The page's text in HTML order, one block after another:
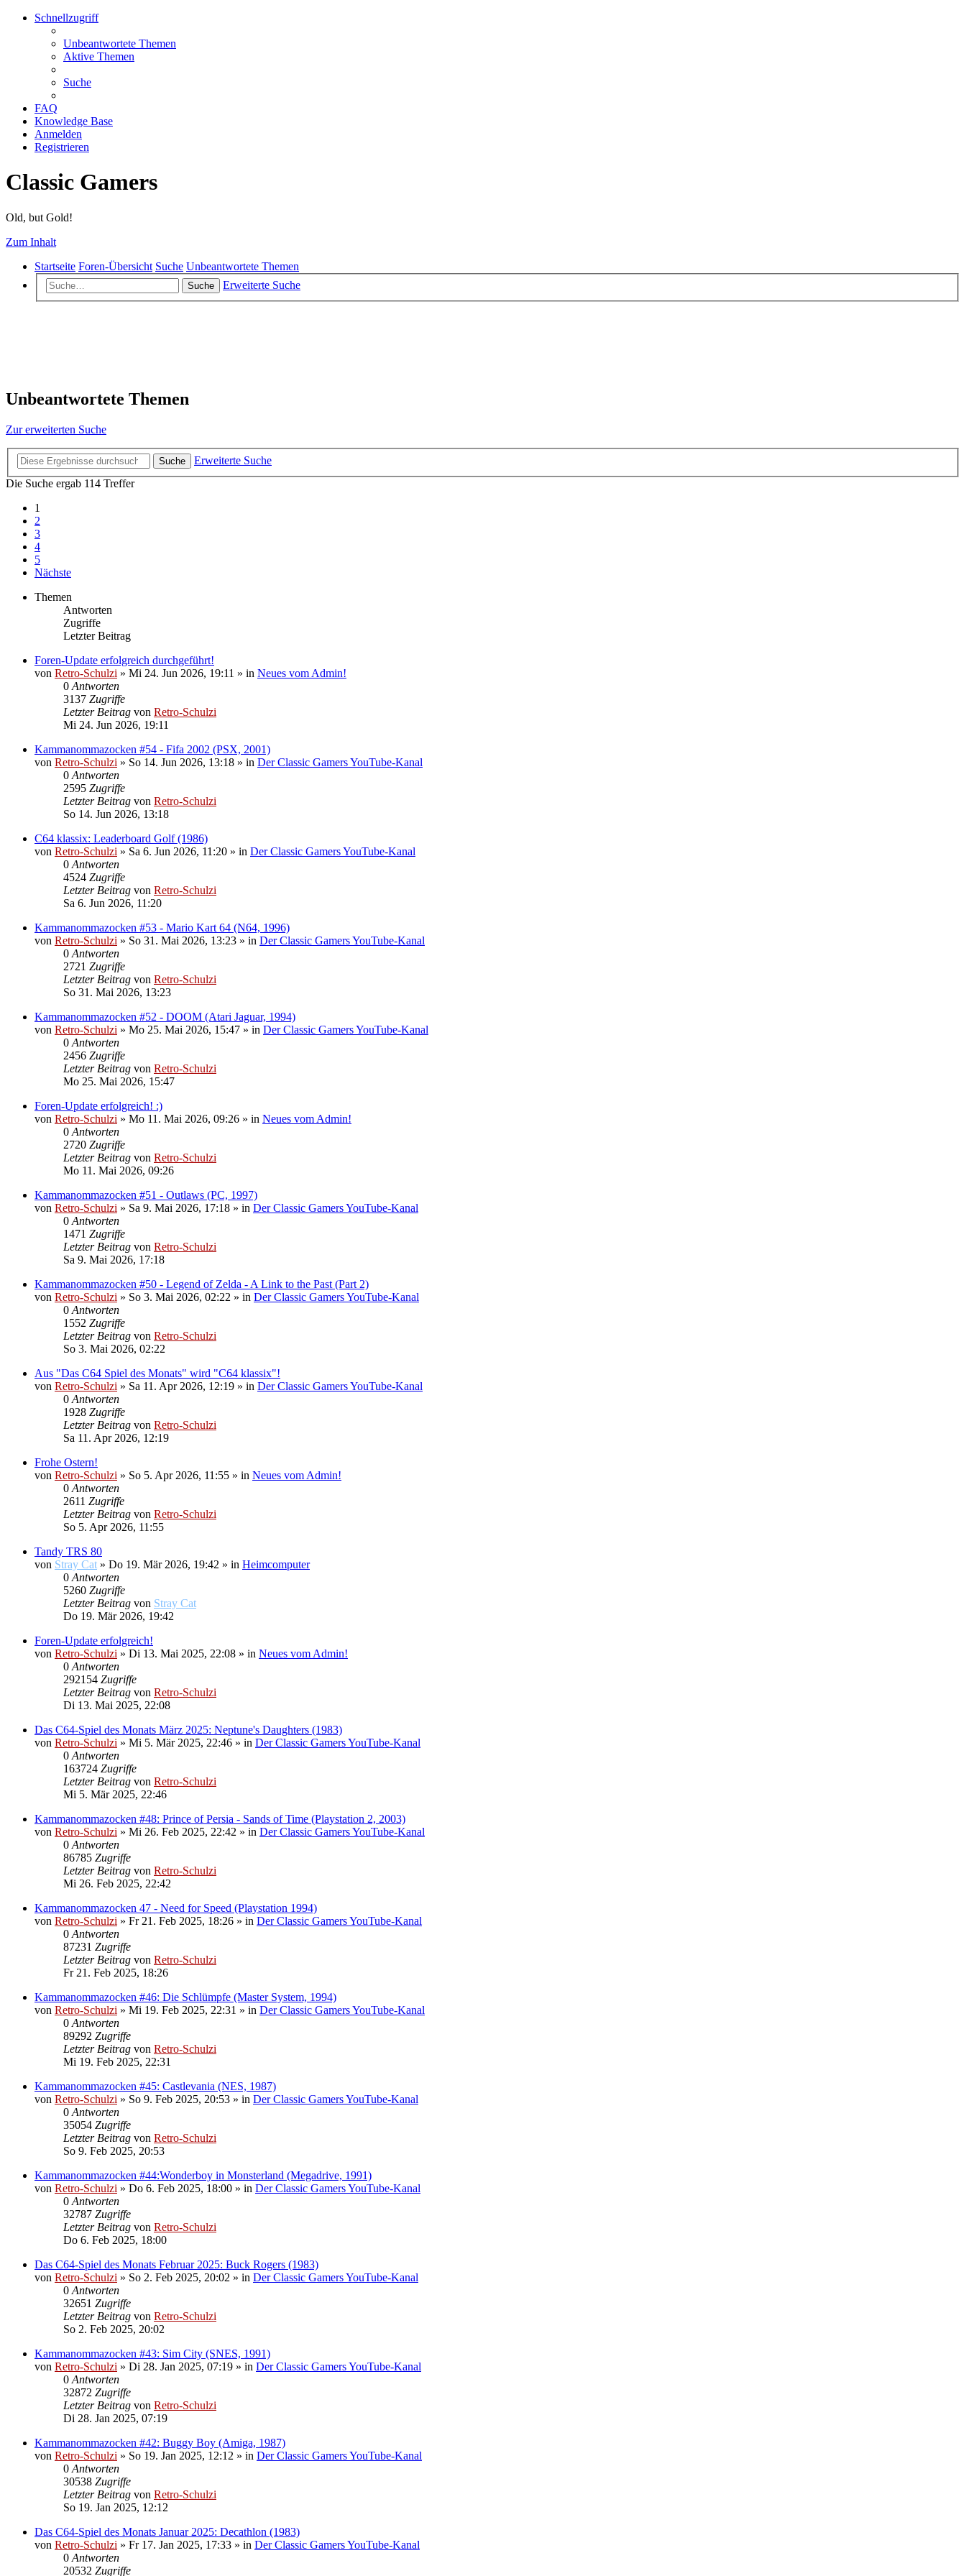
Schnellzugriff
Unbeantwortete Themen
Aktive Themen
Suche
FAQ
Knowledge Base
Anmelden
Registrieren
Classic Gamers
Old, but Gold!
Zum Inhalt
Startseite Foren-Übersicht Suche Unbeantwortete Themen
Suche Erweiterte Suche
Unbeantwortete Themen
Zur erweiterten Suche
Suche
Erweiterte Suche
Die Suche ergab 114 Treffer
1
2
3
4
5
Nächste
Themen
Antworten
Zugriffe
Letzter Beitrag
Foren-Update erfolgreich durchgeführt!
von Retro-Schulzi » Mi 24. Jun 2026, 19:11 » in Neues vom Admin!
0 Antworten
3137 Zugriffe
Letzter Beitrag von Retro-Schulzi
Mi 24. Jun 2026, 19:11
Kammanommazocken #54 - Fifa 2002 (PSX, 2001)
von Retro-Schulzi » So 14. Jun 2026, 13:18 » in Der Classic Gamers YouTube-Kanal
0 Antworten
2595 Zugriffe
Letzter Beitrag von Retro-Schulzi
So 14. Jun 2026, 13:18
C64 klassix: Leaderboard Golf (1986)
von Retro-Schulzi » Sa 6. Jun 2026, 11:20 » in Der Classic Gamers YouTube-Kanal
0 Antworten
4524 Zugriffe
Letzter Beitrag von Retro-Schulzi
Sa 6. Jun 2026, 11:20
Kammanommazocken #53 - Mario Kart 64 (N64, 1996)
von Retro-Schulzi » So 31. Mai 2026, 13:23 » in Der Classic Gamers YouTube-Kanal
0 Antworten
2721 Zugriffe
Letzter Beitrag von Retro-Schulzi
So 31. Mai 2026, 13:23
Kammanommazocken #52 - DOOM (Atari Jaguar, 1994)
von Retro-Schulzi » Mo 25. Mai 2026, 15:47 » in Der Classic Gamers YouTube-Kanal
0 Antworten
2456 Zugriffe
Letzter Beitrag von Retro-Schulzi
Mo 25. Mai 2026, 15:47
Foren-Update erfolgreich! :)
von Retro-Schulzi » Mo 11. Mai 2026, 09:26 » in Neues vom Admin!
0 Antworten
2720 Zugriffe
Letzter Beitrag von Retro-Schulzi
Mo 11. Mai 2026, 09:26
Kammanommazocken #51 - Outlaws (PC, 1997)
von Retro-Schulzi » Sa 9. Mai 2026, 17:18 » in Der Classic Gamers YouTube-Kanal
0 Antworten
1471 Zugriffe
Letzter Beitrag von Retro-Schulzi
Sa 9. Mai 2026, 17:18
Kammanommazocken #50 - Legend of Zelda - A Link to the Past (Part 2)
von Retro-Schulzi » So 3. Mai 2026, 02:22 » in Der Classic Gamers YouTube-Kanal
0 Antworten
1552 Zugriffe
Letzter Beitrag von Retro-Schulzi
So 3. Mai 2026, 02:22
Aus "Das C64 Spiel des Monats" wird "C64 klassix"!
von Retro-Schulzi » Sa 11. Apr 2026, 12:19 » in Der Classic Gamers YouTube-Kanal
0 Antworten
1928 Zugriffe
Letzter Beitrag von Retro-Schulzi
Sa 11. Apr 2026, 12:19
Frohe Ostern!
von Retro-Schulzi » So 5. Apr 2026, 11:55 » in Neues vom Admin!
0 Antworten
2611 Zugriffe
Letzter Beitrag von Retro-Schulzi
So 5. Apr 2026, 11:55
Tandy TRS 80
von Stray Cat » Do 19. Mär 2026, 19:42 » in Heimcomputer
0 Antworten
5260 Zugriffe
Letzter Beitrag von Stray Cat
Do 19. Mär 2026, 19:42
Foren-Update erfolgreich!
von Retro-Schulzi » Di 13. Mai 2025, 22:08 » in Neues vom Admin!
0 Antworten
292154 Zugriffe
Letzter Beitrag von Retro-Schulzi
Di 13. Mai 2025, 22:08
Das C64-Spiel des Monats März 2025: Neptune's Daughters (1983)
von Retro-Schulzi » Mi 5. Mär 2025, 22:46 » in Der Classic Gamers YouTube-Kanal
0 Antworten
163724 Zugriffe
Letzter Beitrag von Retro-Schulzi
Mi 5. Mär 2025, 22:46
Kammanommazocken #48: Prince of Persia - Sands of Time (Playstation 2, 2003)
von Retro-Schulzi » Mi 26. Feb 2025, 22:42 » in Der Classic Gamers YouTube-Kanal
0 Antworten
86785 Zugriffe
Letzter Beitrag von Retro-Schulzi
Mi 26. Feb 2025, 22:42
Kammanommazocken 47 - Need for Speed (Playstation 1994)
von Retro-Schulzi » Fr 21. Feb 2025, 18:26 » in Der Classic Gamers YouTube-Kanal
0 Antworten
87231 Zugriffe
Letzter Beitrag von Retro-Schulzi
Fr 21. Feb 2025, 18:26
Kammanommazocken #46: Die Schlümpfe (Master System, 1994)
von Retro-Schulzi » Mi 19. Feb 2025, 22:31 » in Der Classic Gamers YouTube-Kanal
0 Antworten
89292 Zugriffe
Letzter Beitrag von Retro-Schulzi
Mi 19. Feb 2025, 22:31
Kammanommazocken #45: Castlevania (NES, 1987)
von Retro-Schulzi » So 9. Feb 2025, 20:53 » in Der Classic Gamers YouTube-Kanal
0 Antworten
35054 Zugriffe
Letzter Beitrag von Retro-Schulzi
So 9. Feb 2025, 20:53
Kammanommazocken #44:Wonderboy in Monsterland (Megadrive, 1991)
von Retro-Schulzi » Do 6. Feb 2025, 18:00 » in Der Classic Gamers YouTube-Kanal
0 Antworten
32787 Zugriffe
Letzter Beitrag von Retro-Schulzi
Do 6. Feb 2025, 18:00
Das C64-Spiel des Monats Februar 2025: Buck Rogers (1983)
von Retro-Schulzi » So 2. Feb 2025, 20:02 » in Der Classic Gamers YouTube-Kanal
0 Antworten
32651 Zugriffe
Letzter Beitrag von Retro-Schulzi
So 2. Feb 2025, 20:02
Kammanommazocken #43: Sim City (SNES, 1991)
von Retro-Schulzi » Di 28. Jan 2025, 07:19 » in Der Classic Gamers YouTube-Kanal
0 Antworten
32872 Zugriffe
Letzter Beitrag von Retro-Schulzi
Di 28. Jan 2025, 07:19
Kammanommazocken #42: Buggy Boy (Amiga, 1987)
von Retro-Schulzi » So 19. Jan 2025, 12:12 » in Der Classic Gamers YouTube-Kanal
0 Antworten
30538 Zugriffe
Letzter Beitrag von Retro-Schulzi
So 19. Jan 2025, 12:12
Das C64-Spiel des Monats Januar 2025: Decathlon (1983)
von Retro-Schulzi » Fr 17. Jan 2025, 17:33 » in Der Classic Gamers YouTube-Kanal
0 Antworten
20532 Zugriffe